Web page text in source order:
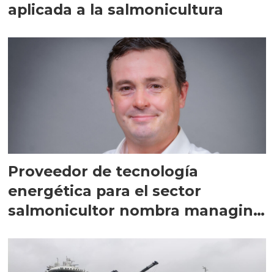
aplicada a la salmonicultura
Proveedor de tecnología
energética para el sector
salmonicultor nombra managing